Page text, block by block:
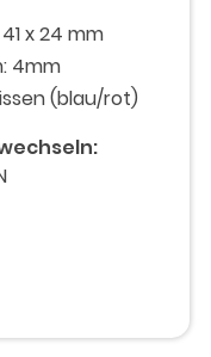
x 24 mm
4mm
(blau/rot)